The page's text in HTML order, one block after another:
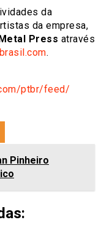
da
da empresa,
Press através
.
ptbr/feed/
Pinheiro